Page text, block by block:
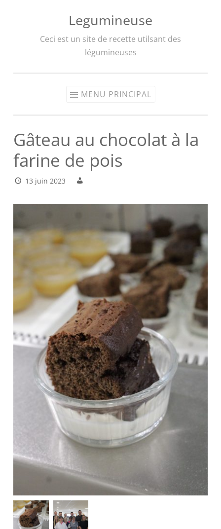
Legumineuse
Ceci est un site de recette utilsant des
légumineuses
MENU PRINCIPAL
Gâteau au chocolat à la
farine de pois
13 juin 2023